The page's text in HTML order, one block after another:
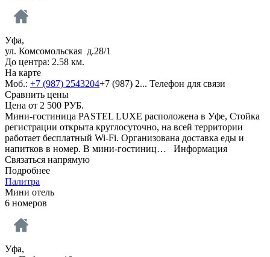
Уфа,
ул. Комсомольская д.28/1
До центра: 2.58 км.
На карте
Моб.: +7 (987) 2543204+7 (987) 2... Телефон для связи
Сравнить цены
Цена от 2 500 РУБ.
Мини-гостиница PASTEL LUXE расположена в Уфе, Стойка
регистрации открыта круглосуточно, на всей территории
работает бесплатный Wi-Fi. Организована доставка еды и
напитков в номер. В мини-гостиниц… Информация
Связаться напрямую
Подробнее
Палитра
Мини отель
6 номеров
Уфа,